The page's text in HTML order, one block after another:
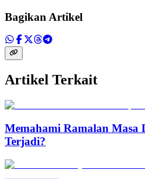
Bagikan Artikel
Artikel Terkait
Memahami Ramalan Masa
Terjadi?